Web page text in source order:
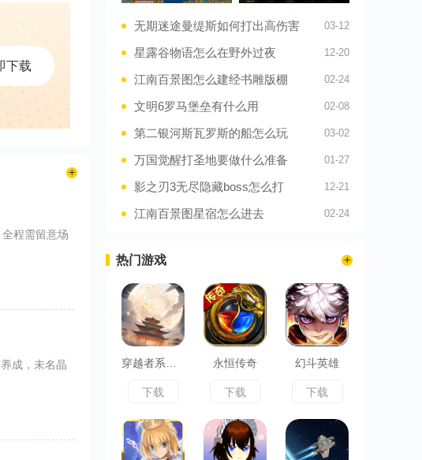
下载
程需留意场
成，未名晶
无期迷途曼缇斯如何打出高伤害 03-12
星露谷物语怎么在野外过夜 12-20
江南百景图怎么建经书雕版棚 02-24
文明6罗马堡垒有什么用 02-08
第二银河斯瓦罗斯的船怎么玩 03-02
万国觉醒打圣地要做什么准备 01-27
影之刃3无尽隐藏boss怎么打 12-21
江南百景图星宿怎么进去 02-24
热门游戏
下载
永恒传奇
下载
幻斗英雄
下载